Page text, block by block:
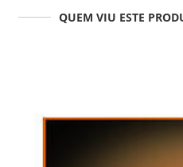
QUEM VIU ESTE